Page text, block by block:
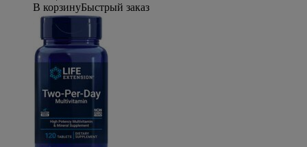
В корзинуБыстрый заказ